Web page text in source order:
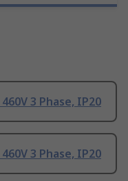
3 Phase, IP20
3 Phase, IP20